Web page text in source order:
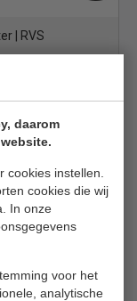
daarom
instellen.
cookies die wij
In onze
voor het
analytische
| RVS
| B72 x D63 x